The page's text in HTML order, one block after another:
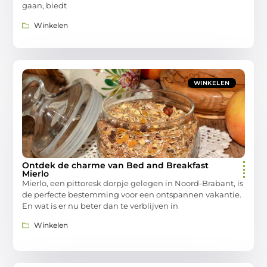
gaan, biedt
Winkelen
WINKELEN
Ontdek de charme van Bed and Breakfast
Mierlo
Mierlo, een pittoresk dorpje gelegen in Noord-Brabant, is
de perfecte bestemming voor een ontspannen vakantie.
En wat is er nu beter dan te verblijven in
Winkelen